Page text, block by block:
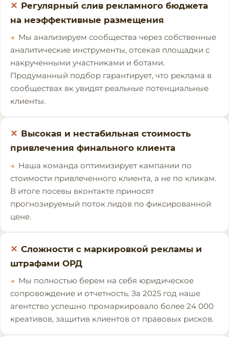
Регулярный слив рекламного бюджета
на неэффективные размещения
Мы анализируем сообщества через собственные
аналитические инструменты, отсекая площадки с
накрученными участниками и ботами.
Продуманный подбор гарантирует, что реклама в
сообществах вк увидят реальные потенциальные
клиенты.
Высокая и нестабильная стоимость
привлечения финального клиента
Наша команда оптимизирует кампании по
стоимости привлеченного клиента, а не по кликам.
В итоге посевы вконтакте приносят
прогнозируемый поток лидов по фиксированной
цене.
Сложности с маркировкой рекламы и
штрафами ОРД
Мы полностью берем на себя юридическое
сопровождение и отчетность. За 2025 год наше
агентство успешно промаркировало более 24 000
креативов, защитив клиентов от правовых рисков.